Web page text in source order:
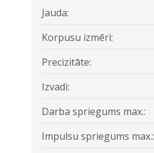
Jauda:
Korpusu izmēri:
Precizitāte:
Izvadi:
Darba spriegums max.:
Impulsu spriegums max.: